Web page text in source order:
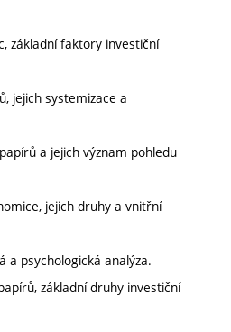
základní faktory investiční
jejich systemizace a
a jejich význam pohledu
jejich druhy a vnitřní
a psychologická analýza.
základní druhy investiční